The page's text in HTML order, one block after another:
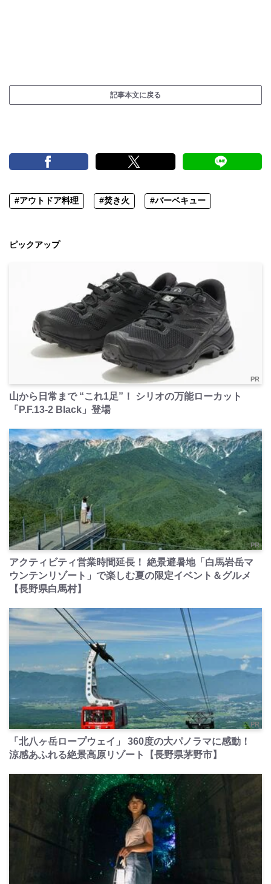
記事本文に戻る
#アウトドア料理 #焚き火 #バーベキュー
ピックアップ
PR
山から日常まで “これ1足”！ シリオの万能ローカット
「P.F.13-2 Black」登場
PR
アクティビティ営業時間延長！ 絶景避暑地「白馬岩岳マ
ウンテンリゾート」で楽しむ夏の限定イベント＆グルメ
【長野県白馬村】
PR
「北八ヶ岳ロープウェイ」 360度の大パノラマに感動！
涼感あふれる絶景高原リゾート【長野県茅野市】